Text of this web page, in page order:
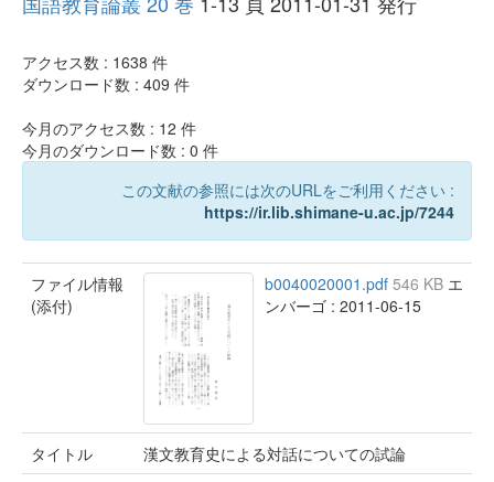
アクセス数 : 1638 件
ダウンロード数 : 409 件
今月のアクセス数 : 12 件
今月のダウンロード数 : 0 件
この文献の参照には次のURLをご利用ください :
https://ir.lib.shimane-u.ac.jp/7244
ファイル情報
(添付)
b0040020001.pdf 546 KB エ
ンバーゴ : 2011-06-15
タイトル
漢文教育史による対話についての試論